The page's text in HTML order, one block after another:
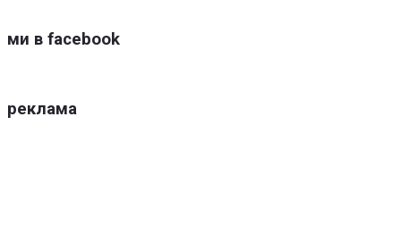
ми в facebook
реклама